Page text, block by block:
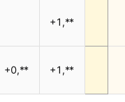
+1,**
+0,** +1,**